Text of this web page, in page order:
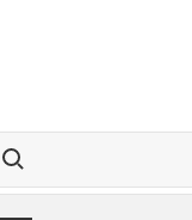
Search for: